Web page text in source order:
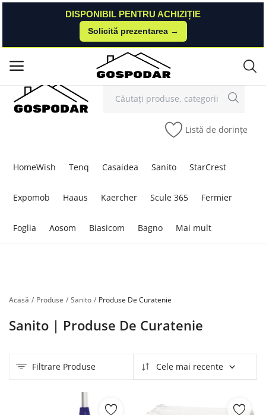
DISPONIBIL PENTRU ACHIZIȚIE
Solicită prezentarea →
Contact Autentificare Înregistrare
Listă de dorințe
HomeWish Tenq Casaidea Sanito StarCrest
Expomob Haaus Kaercher Scule 365 Fermier
Foglia Aosom Biasicom Bagno Mai mult
DISPONIBIL PENTRU ACHIZIȚIE
Solicită prezentarea →
Meniu principal
Categorii
Acasă Produse Sanito Produse De Curatenie
Sanito | Produse De Curatenie
Filtrare Produse Cele mai recente